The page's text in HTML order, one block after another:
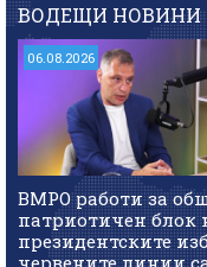
ВОДЕЩИ НОВИНИ
06.08.2026
ВМРО работи за
патриотичен блок
президентските
червените линии